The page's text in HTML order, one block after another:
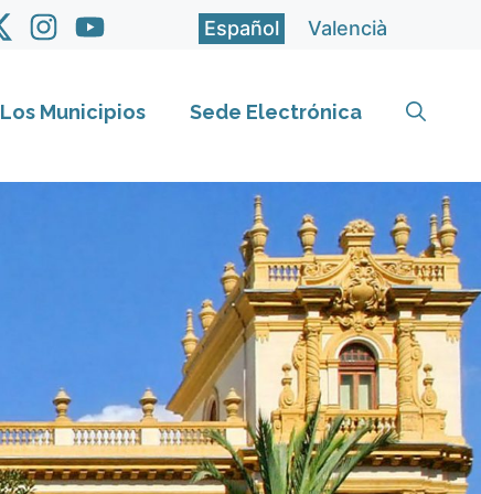
Español Valencià
Los Municipios Sede Electrónica